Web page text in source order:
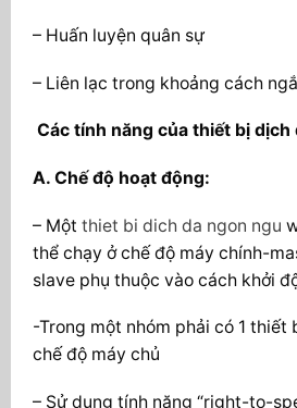
– Huấn luyện quân sự
– Liên lạc trong khoảng cách
Các tính năng của thiết bị
A. Chế độ hoạt động:
– Một thiet bi dich da ngon ngu
thể chạy ở chế độ máy chính-
slave phụ thuộc vào cách khởi
-Trong một nhóm phải có 1 thiết
chế độ máy chủ
– Sử dụng tính năng “right-to-